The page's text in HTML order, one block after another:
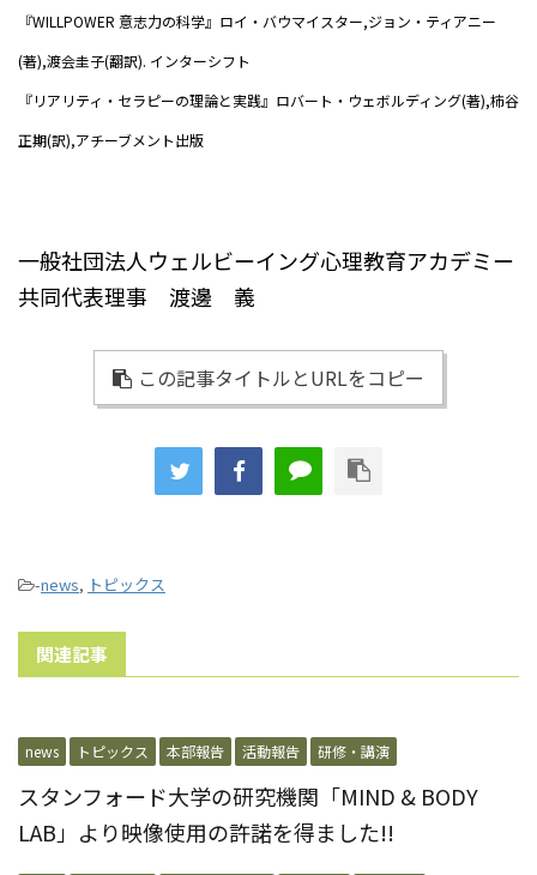
『WILLPOWER 意志力の科学』ロイ・バウマイスター,ジョン・ティアニー
(著),渡会圭子(翻訳). インターシフト
『リアリティ・セラピーの理論と実践』ロバート・ウェボルディング(著),柿谷
正期(訳),アチーブメント出版
一般社団法人ウェルビーイング心理教育アカデミー
共同代表理事 渡邊 義
この記事タイトルとURLをコピー
-news, トピックス
関連記事
news トピックス 本部報告 活動報告 研修・講演
スタンフォード大学の研究機関「MIND & BODY
LAB」より映像使用の許諾を得ました!!